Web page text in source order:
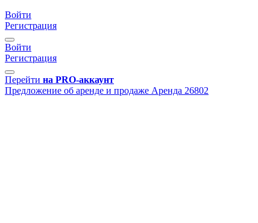
Войти
Регистрация
Войти
Регистрация
Перейти на PRO-аккаунт
Предложение об аренде и продаже Аренда 26802